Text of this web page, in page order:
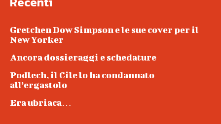
Gretchen Dow Simpson e le sue cover per il
New Yorker
Ancora dossieraggi e schedature
Podlech, il Cile lo ha condannato
all’ergastolo
Era ubriaca…